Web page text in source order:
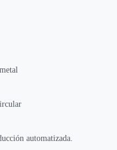
automatizada.